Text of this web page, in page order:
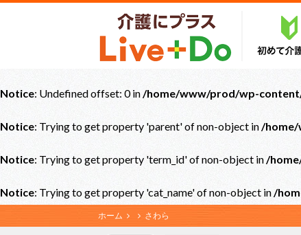
Notice: Undefined offset: 0 in/home/www/prod/wp-
Notice: Trying to get property 'parent' of non-object in/
Notice: Trying to get property 'term_id' of non-object in/
Notice: Trying to get property 'cat_name' of non-object in/
ホーム さわら